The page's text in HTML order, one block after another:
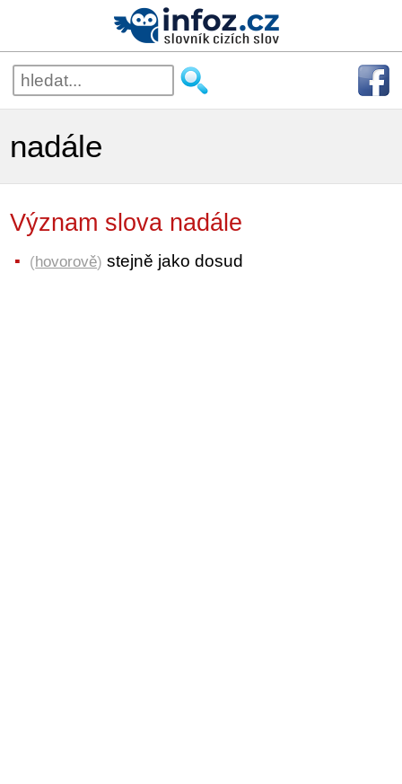
nadále
Význam slova nadále
(hovorově) stejně jako dosud